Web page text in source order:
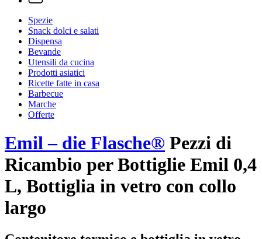
Spezie
Snack dolci e salati
Dispensa
Bevande
Utensili da cucina
Prodotti asiatici
Ricette fatte in casa
Barbecue
Marche
Offerte
Emil – die Flasche® Pezzi di
Ricambio per Bottiglie Emil 0,4
L, Bottiglia in vetro con collo
largo